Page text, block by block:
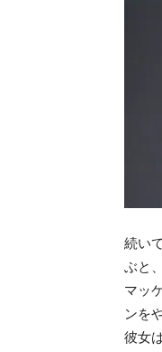
続い
ぶと
マッ
ンを
彼女